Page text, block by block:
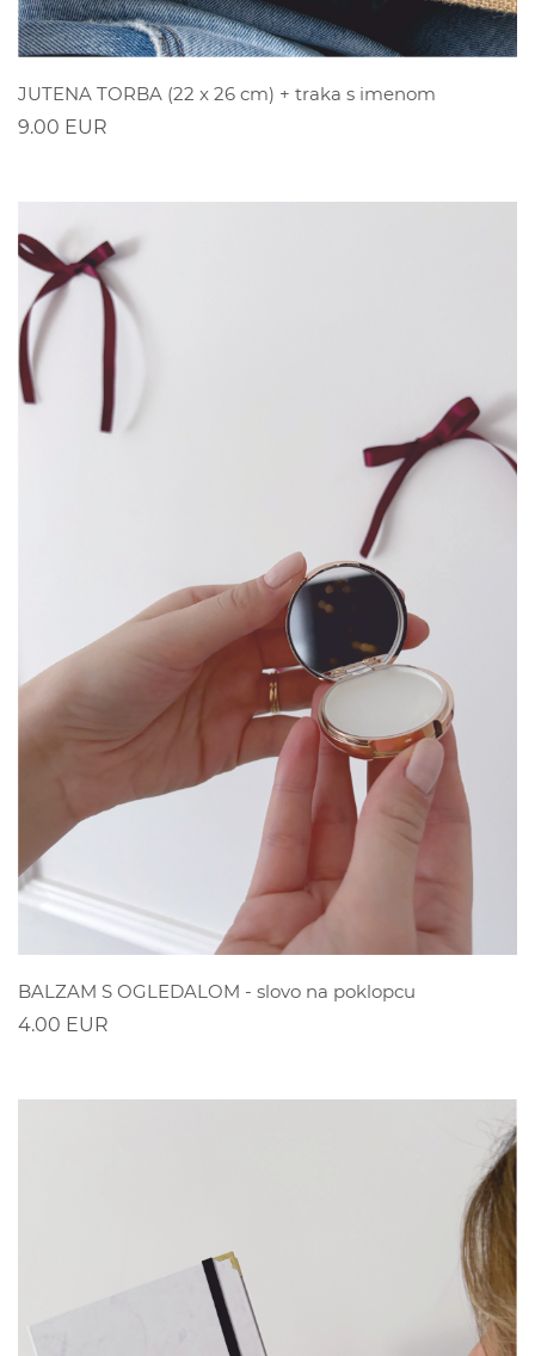
POGLEDAJ
JUTENA TORBA (22 x 26 cm) + traka s imenom
9.00 EUR
POGLEDAJ
BALZAM S OGLEDALOM - slovo na poklopcu
4.00 EUR